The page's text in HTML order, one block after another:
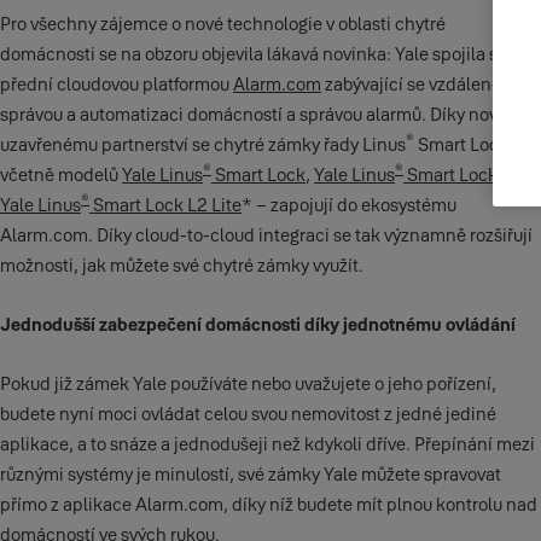
Pro všechny zájemce o nové technologie v oblasti chytré
domácnosti se na obzoru objevila lákavá novinka: Yale spojila síly s
přední cloudovou platformouAlarm.com zabývající se vzdálenou
správou a automatizaci domácností a správou alarmů. Díky nově
uzavřenému partnerství se chytré zámky řady Linus® Smart Lock –
včetně modelůYale Linus® Smart Lock, Yale Linus® Smart Lock L2
Yale Linus® Smart Lock L2 Lite* – zapojují do ekosystému
Alarm.com. Díky cloud-to-cloud integraci se tak významně rozšiřují
možnosti, jak můžete své chytré zámky využít.
Jednodušší zabezpečení domácnosti díky jednotnému ovládání
Pokud již zámek Yale používáte nebo uvažujete o jeho pořízení,
budete nyní moci ovládat celou svou nemovitost z jedné jediné
aplikace, a to snáze a jednodušeji než kdykoli dříve. Přepínání mezi
různými systémy je minulostí, své zámky Yale můžete spravovat
přímo z aplikace Alarm.com, díky níž budete mít plnou kontrolu nad
domácností ve svých rukou.